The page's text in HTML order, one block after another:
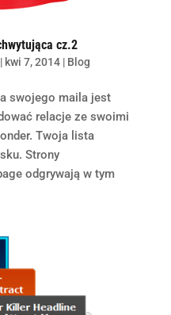
cz.2
kwi 7, 2014| Blog
swojego maila jest
relacje ze swoimi
Twoja lista
Strony
odgrywają w tym